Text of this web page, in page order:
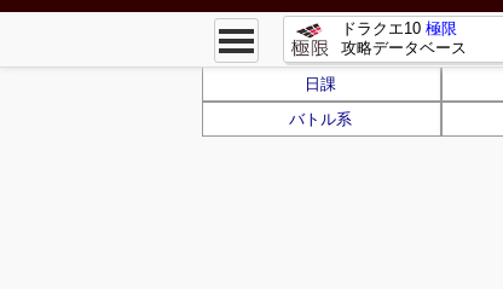
ドラクエ10 極限
攻略データベース
日課
バトル系